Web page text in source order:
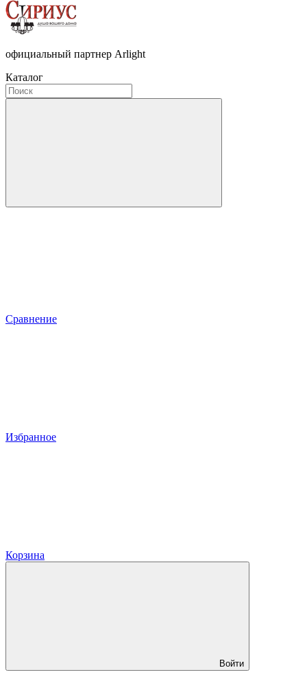
официальный партнер Arlight
Каталог
Сравнение
Избранное
Корзина
Войти